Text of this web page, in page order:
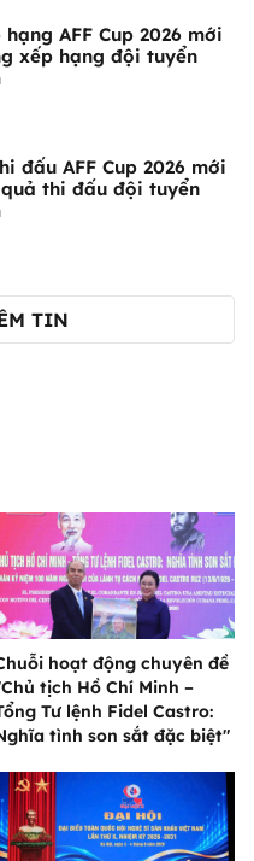
AFF Cup 2026 mới
xếp hạng đội tuyển
đấu AFF Cup 2026 mới
thi đấu đội tuyển
TIN
hoạt động chuyên đề
tịch Hồ Chí Minh –
Tư lệnh Fidel Castro:
tình son sắt đặc biệt"